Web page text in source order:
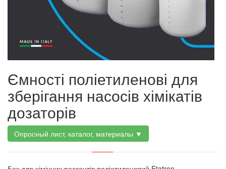
Ємності поліетиленові для
зберігання насосів хімікатів
дозаторів
Опросный лист, каталог, материалы ▼